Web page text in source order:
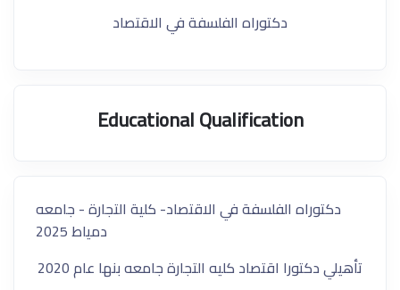
دكتوراه الفلسفة في الاقتصاد
Educational Qualification
دكتوراه الفلسفة في الاقتصاد- كلية التجارة - جامعه
دمياط 2025
تأهيلي دكتورا اقتصاد كليه التجارة جامعه بنها عام 2020